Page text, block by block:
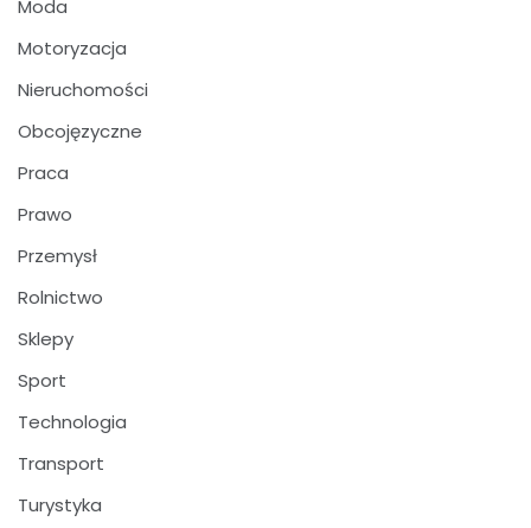
Moda
Motoryzacja
Nieruchomości
Obcojęzyczne
Praca
Prawo
Przemysł
Rolnictwo
Sklepy
Sport
Technologia
Transport
Turystyka